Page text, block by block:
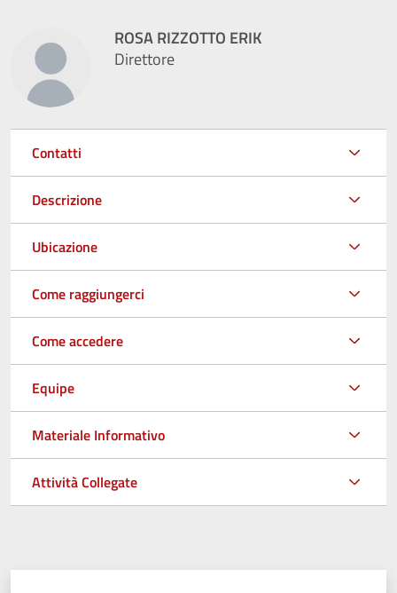
ROSA RIZZOTTO ERIK
Direttore
Contatti
Descrizione
Ubicazione
Come raggiungerci
Come accedere
Equipe
Materiale Informativo
Attività Collegate